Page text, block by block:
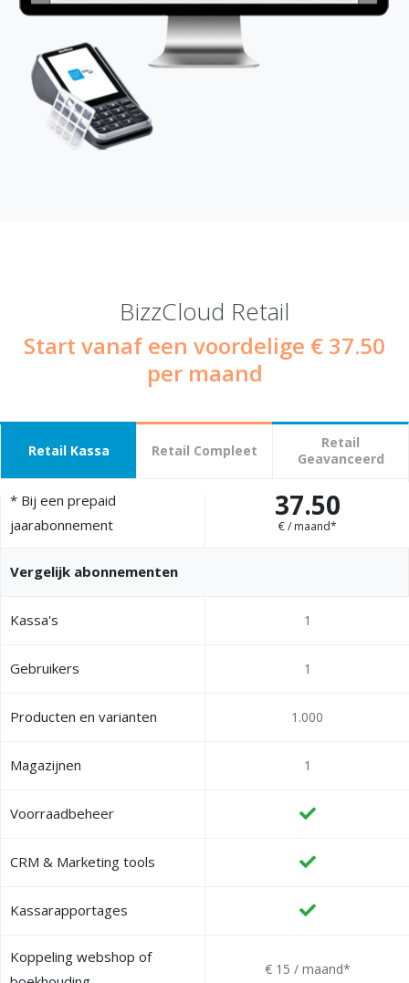
BizzCloud Retail
Start vanaf een voordelige € 37.50
per maand
Retail Kassa Retail Compleet
Retail
Geavanceerd
* Bij een prepaid
jaarabonnement
37.50
€ / maand*
Vergelijk abonnementen
Kassa's 1
Gebruikers 1
Producten en varianten 1.000
Magazijnen 1
Voorraadbeheer
CRM & Marketing tools
Kassarapportages
Koppeling webshop of
€ 15 / maand*